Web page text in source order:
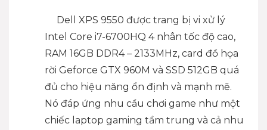
Dell XPS 9550 được trang bị vi xử lý
Intel Core i7-6700HQ 4 nhân tốc độ cao,
RAM 16GB DDR4 – 2133MHz, card đồ họa
rời Geforce GTX 960M và SSD 512GB quá
đủ cho hiệu năng ổn định và mạnh mẽ.
Nó đáp ứng nhu cầu chơi game như một
chiếc laptop gaming tầm trung và cả nhu